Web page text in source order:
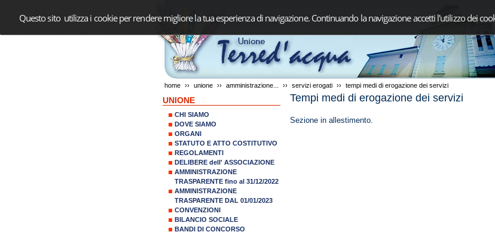
Questo sito utilizza i cookie per rendere migliore la tua esperienza di navigazione. Continuando la navigazione accetti l'utilizzo dei
home ›› unione ›› amministrazione... ›› servizi erogati ›› tempi medi di erogazione dei servizi
UNIONE
CHI SIAMO
DOVE SIAMO
ORGANI
STATUTO E ATTO COSTITUTIVO
REGOLAMENTI
DELIBERE dell' ASSOCIAZIONE
AMMINISTRAZIONE
TRASPARENTE fino al 31/12/2022
AMMINISTRAZIONE
TRASPARENTE DAL 01/01/2023
CONVENZIONI
BILANCIO SOCIALE
BANDI DI CONCORSO
Tempi medi di erogazione dei servizi
Sezione in allestimento.